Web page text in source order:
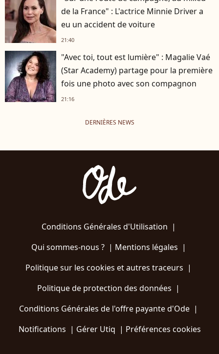
de la France" : L'actrice Minnie Driver a
eu un accident de voiture
21:40
"Avec toi, tout est lumière" : Magalie Vaé
(Star Academy) partage pour la première
fois une photo avec son compagnon
21:16
DERNIÈRES NEWS
Conditions Générales d'Utilisation |
Qui sommes-nous ?| Mentions légales |
Politique sur les cookies et autres traceurs |
Politique de protection des données |
Conditions Générales de l'offre payante d'Ode |
Notifications | Gérer Utiq | Préférences cookies